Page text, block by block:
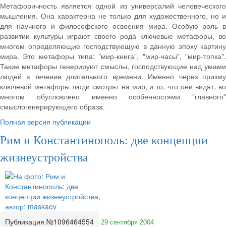
Метафоричность является одной из универсалий человеческого
мышления. Она характерна не только для художественного, но и
для научного и философского освоения мира. Особую роль в
развитии культуры играют своего рода ключевые метафоры, во
многом определяющие господствующую в данную эпоху картину
мира. Это метафоры типа: "мир-книга", "мир-часы", "мир-топка".
Такие метафоры генерируют смыслы, господствующие над умами
людей в течение длительного времени. Именно через призму
ключевой метафоры люди смотрят на мир, и то, что они видят, во
многом обусловлено именно особенностями "главного"
смыслогенерирующего образа.
Полная версия публикации
Рим и Константинополь: две концепции
жизнеустройства
Публикация №1096464554 29 сентября 2004